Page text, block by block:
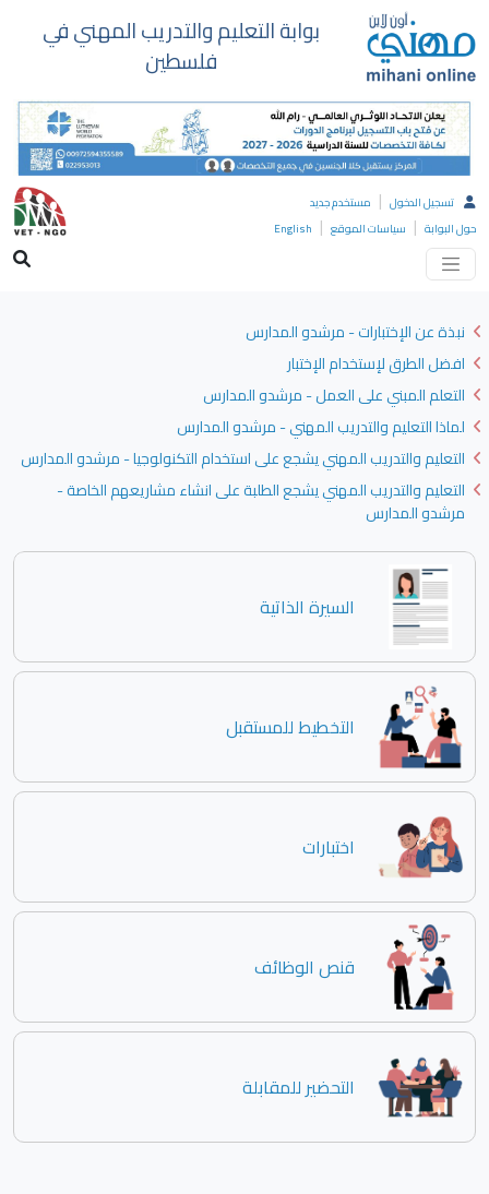
بوابة التعليم والتدريب المهني في
فلسطين
تسجيل الدخول | مستخدم جديد
حول البوابة | سياسات الموقع |
English
نبذة عن الإختبارات - مرشدو المدارس
افضل الطرق لإستخدام الإختبار
التعلم المبني على العمل - مرشدو المدارس
لماذا التعليم والتدريب المهني - مرشدو المدارس
التعليم والتدريب المهني يشجع على استخدام التكنولوجيا - مرشدو المدارس
التعليم والتدريب المهني يشجع الطلبة على انشاء مشاريعهم الخاصة -
مرشدو المدارس
السيرة الذاتية
التخطيط للمستقبل
اختبارات
قنص الوظائف
التحضير للمقابلة